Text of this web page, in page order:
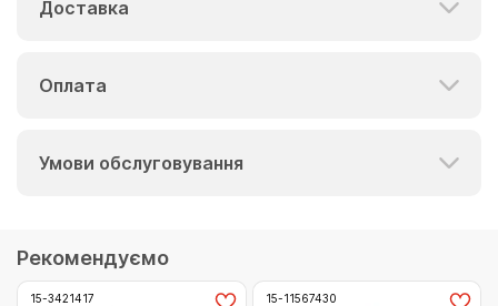
Доставка
Оплата
Умови обслуговування
Рекомендуємо
15-3421417 15-11567430